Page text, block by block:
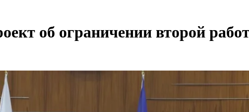
об ограничении второй